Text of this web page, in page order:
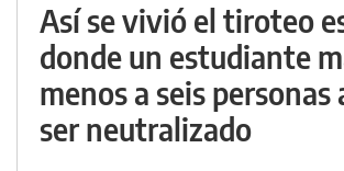
Así se vivió el tiroteo
donde un estudiante
menos a seis personas
ser neutralizado